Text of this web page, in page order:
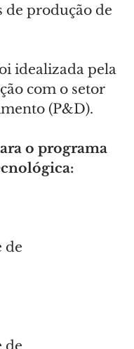
de produção de
idealizada pela
com o setor
(P&D).
o programa
de